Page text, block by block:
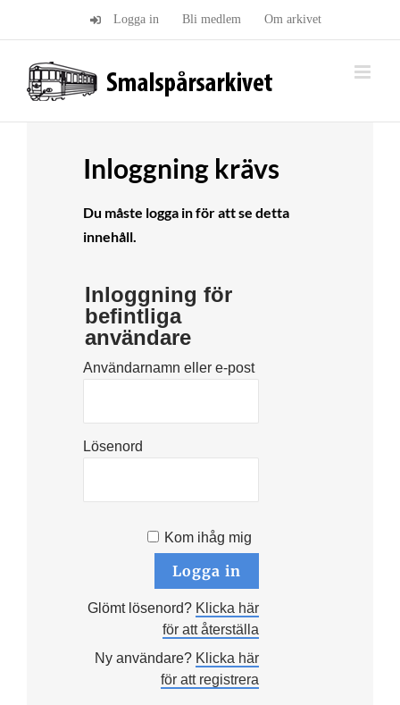
Logga in Bli medlem Om arkivet
Inloggning krävs
Du måste logga in för att se detta
innehåll.
Inloggning för
befintliga
användare
Användarnamn eller e-post
Lösenord
Kom ihåg mig
Glömt lösenord? Klicka här
för att återställa
Ny användare? Klicka här
för att registrera